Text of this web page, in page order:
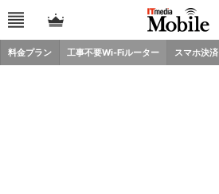
料金プラン 工事不要Wi-Fiルーター スマホ決済